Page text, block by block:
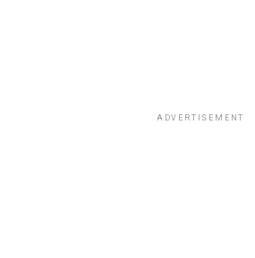
ADVERTISEMENT